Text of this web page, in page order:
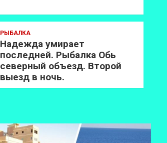
РЫБАЛКА
Надежда умирает
последней. Рыбалка Обь
северный объезд. Второй
выезд в ночь.